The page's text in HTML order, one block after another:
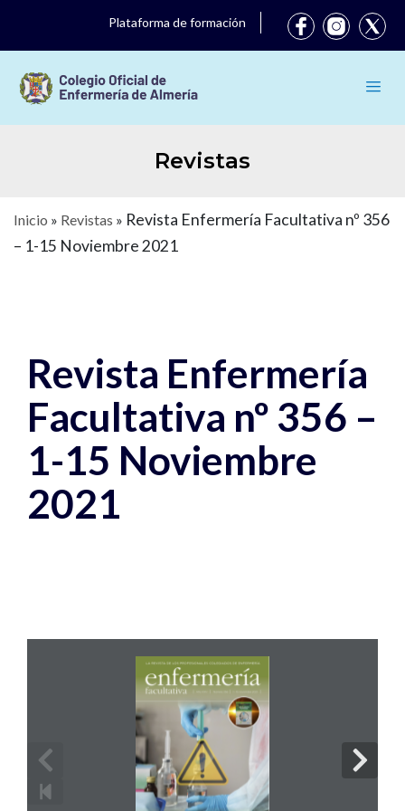
Plataforma de formación
Revistas
Inicio » Revistas » Revista Enfermería Facultativa nº 356
– 1-15 Noviembre 2021
Revista Enfermería
Facultativa nº 356 –
1-15 Noviembre
2021